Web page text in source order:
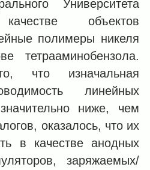
Университета
объектов
полимеры никеля
тетрааминобензола.
что изначальная
линейных
ниже, чем
оказалось, что их
в качестве анодных
заряжаемых/